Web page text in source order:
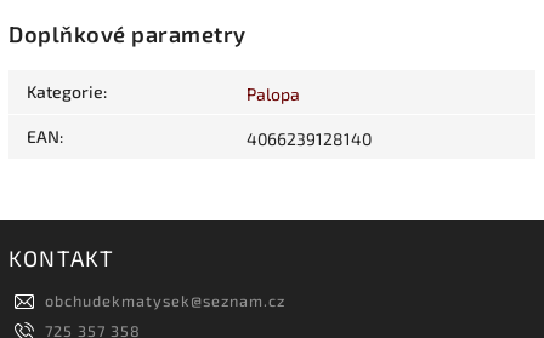
Doplňkové parametry
Kategorie: Palopa
EAN: 4066239128140
KONTAKT
obchudekmatysek@seznam.cz
725 357 358